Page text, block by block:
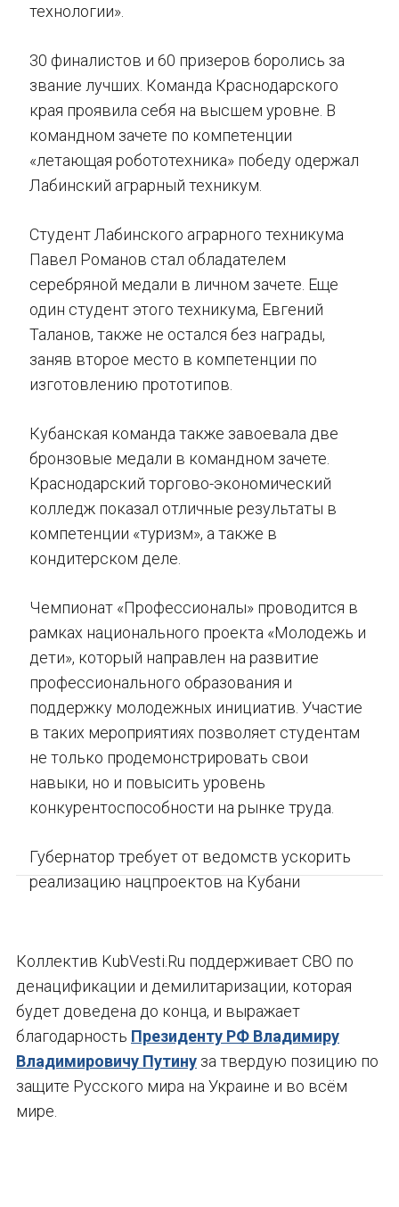
технологии».
30 финалистов и 60 призеров боролись за
звание лучших. Команда Краснодарского
края проявила себя на высшем уровне. В
командном зачете по компетенции
«летающая робототехника» победу одержал
Лабинский аграрный техникум.
Студент Лабинского аграрного техникума
Павел Романов стал обладателем
серебряной медали в личном зачете. Еще
один студент этого техникума, Евгений
Таланов, также не остался без награды,
заняв второе место в компетенции по
изготовлению прототипов.
Кубанская команда также завоевала две
бронзовые медали в командном зачете.
Краснодарский торгово-экономический
колледж показал отличные результаты в
компетенции «туризм», а также в
кондитерском деле.
Чемпионат «Профессионалы» проводится в
рамках национального проекта «Молодежь и
дети», который направлен на развитие
профессионального образования и
поддержку молодежных инициатив. Участие
в таких мероприятиях позволяет студентам
не только продемонстрировать свои
навыки, но и повысить уровень
конкурентоспособности на рынке труда.
Губернатор требует от ведомств ускорить
реализацию нацпроектов на Кубани
Коллектив KubVesti.Ru поддерживает СВО по
денацификации и демилитаризации, которая
будет доведена до конца, и выражает
благодарность Президенту РФ Владимиру
Владимировичу Путину за твердую позицию по
защите Русского мира на Украине и во всём
мире.